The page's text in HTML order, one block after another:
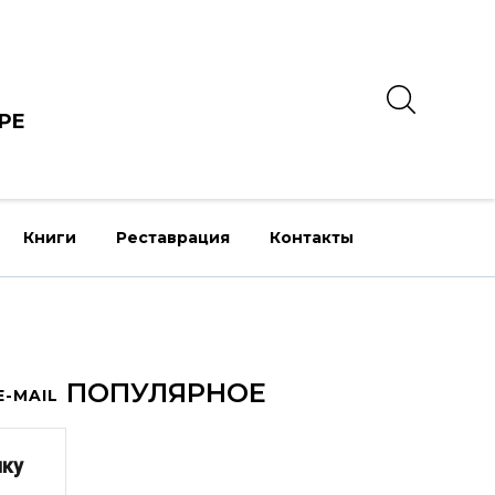
Книги Реставрация Контакты
ПОПУЛЯРНОЕ